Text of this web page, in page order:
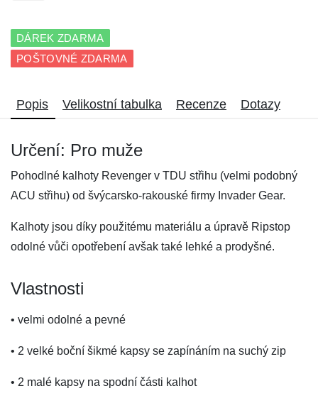
DÁREK ZDARMA
POŠTOVNÉ ZDARMA
Popis Velikostní tabulka Recenze Dotazy
Určení: Pro muže
Pohodlné kalhoty Revenger v TDU střihu (velmi podobný
ACU střihu) od švýcarsko-rakouské firmy Invader Gear.
Kalhoty jsou díky použitému materiálu a úpravě Ripstop
odolné vůči opotřebení avšak také lehké a prodyšné.
Vlastnosti
• velmi odolné a pevné
• 2 velké boční šikmé kapsy se zapínáním na suchý zip
• 2 malé kapsy na spodní části kalhot